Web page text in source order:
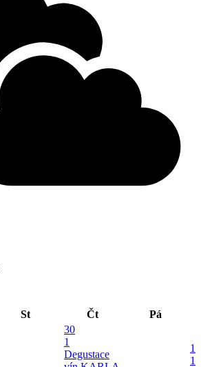
St Čt Pá
30
1
Degustace
1
1